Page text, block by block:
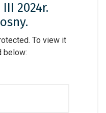
2024r.
To view it
below: